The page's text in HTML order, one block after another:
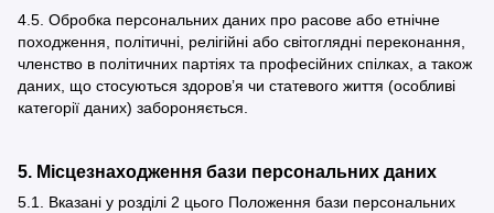
4.5. Обробка персональних даних про расове або етнічне
походження, політичні, релігійні або світоглядні переконання,
членство в політичних партіях та професійних спілках, а також
даних, що стосуються здоров’я чи статевого життя (особливі
категорії даних) забороняється.
5. Місцезнаходження бази персональних даних
5.1. Вказані у розділі 2 цього Положення бази персональних